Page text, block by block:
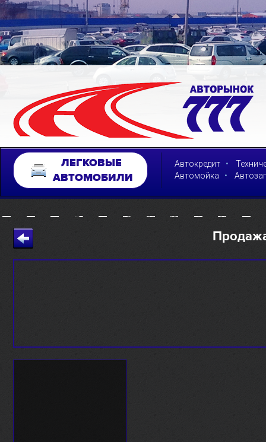
ЛЕГКОВЫЕ
АВТОМОБИЛИ
Автокредит •
Автомойка •